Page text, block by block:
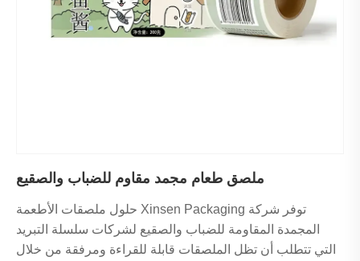
ملصق طعام مجمد مقاوم للضباب والصقيع
توفر شركة Xinsen Packaging حلول ملصقات الأطعمة
المجمدة المقاومة للضباب والصقيع لشركات سلسلة التبريد
التي تتطلب أن تظل الملصقات قابلة للقراءة ومرفقة من خلال